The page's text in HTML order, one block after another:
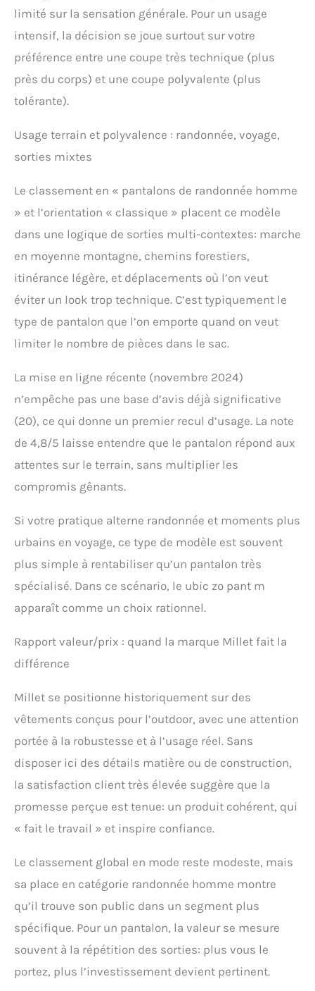
limité sur la sensation générale. Pour un usage
intensif, la décision se joue surtout sur votre
préférence entre une coupe très technique (plus
près du corps) et une coupe polyvalente (plus
tolérante).
Usage terrain et polyvalence : randonnée, voyage,
sorties mixtes
Le classement en « pantalons de randonnée homme
» et l’orientation « classique » placent ce modèle
dans une logique de sorties multi-contextes: marche
en moyenne montagne, chemins forestiers,
itinérance légère, et déplacements où l’on veut
éviter un look trop technique. C’est typiquement le
type de pantalon que l’on emporte quand on veut
limiter le nombre de pièces dans le sac.
La mise en ligne récente (novembre 2024)
n’empêche pas une base d’avis déjà significative
(20), ce qui donne un premier recul d’usage. La note
de 4,8/5 laisse entendre que le pantalon répond aux
attentes sur le terrain, sans multiplier les
compromis gênants.
Si votre pratique alterne randonnée et moments plus
urbains en voyage, ce type de modèle est souvent
plus simple à rentabiliser qu’un pantalon très
spécialisé. Dans ce scénario, le ubic zo pant m
apparaît comme un choix rationnel.
Rapport valeur/prix : quand la marque Millet fait la
différence
Millet se positionne historiquement sur des
vêtements conçus pour l’outdoor, avec une attention
portée à la robustesse et à l’usage réel. Sans
disposer ici des détails matière ou de construction,
la satisfaction client très élevée suggère que la
promesse perçue est tenue: un produit cohérent, qui
« fait le travail » et inspire confiance.
Le classement global en mode reste modeste, mais
sa place en catégorie randonnée homme montre
qu’il trouve son public dans un segment plus
spécifique. Pour un pantalon, la valeur se mesure
souvent à la répétition des sorties: plus vous le
portez, plus l’investissement devient pertinent.